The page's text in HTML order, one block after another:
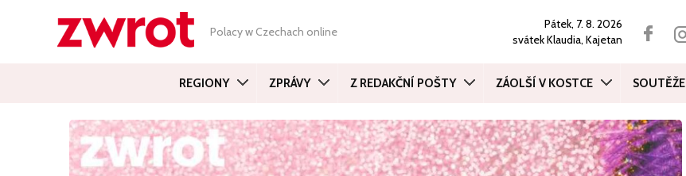
Polacy w Czechach online
Pátek, 7. 8. 2026
svátekKlaudia, Kajetan
REGIONY ZPRÁVY Z REDAKČNÍ POŠTY ZÁOLŠÍ V KOSTCE SOUTĚŽE